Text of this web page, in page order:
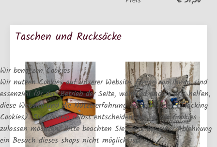
Taschen und Rucksäcke
Wir benutzen Cookies
Wir nutzen Cookies auf unserer Website. Einige von ihnen sind
essenziell für den Betrieb der Seite, während andere uns helfen,
diese Website und die Nutzererfahrung zu verbessern (Tracking
Cookies). Sie können selbst entscheiden, ob Sie die Cookies
zulassen möchten. Bitte beachten Sie, dass bei einer Ablehnung
ein Besuch dieses shops nicht möglich ist.